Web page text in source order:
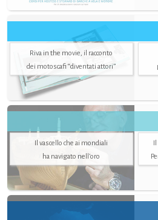
Riva in the movie, il racconto
dei motoscafi “diventati attori”
Il vascello che ai mondiali
ha navigato nell’oro